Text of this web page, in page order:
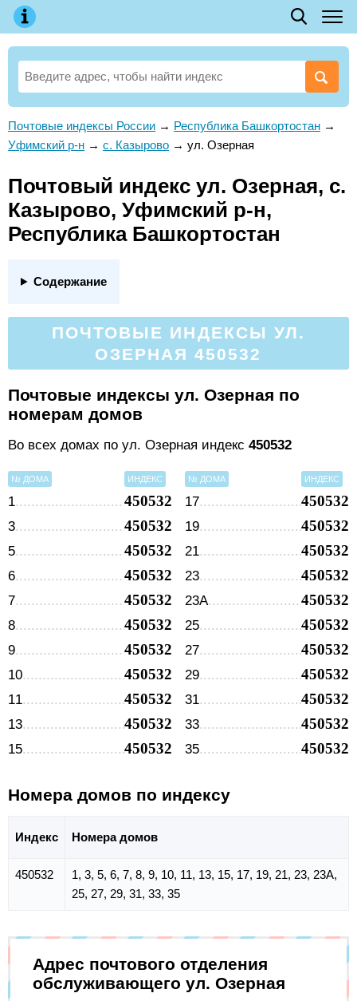
Почтовые индексы России → Республика Башкортостан →
Уфимский р-н → с. Казырово → ул. Озерная
Почтовый индекс ул. Озерная, с.
Казырово, Уфимский р-н,
Республика Башкортостан
Содержание
ПОЧТОВЫЕ ИНДЕКСЫ УЛ.
ОЗЕРНАЯ 450532
Почтовые индексы ул. Озерная по
номерам домов
Во всех домах по ул. Озерная индекс 450532
№ ДОМА ИНДЕКС
1 450532
3 450532
5 450532
6 450532
7 450532
8 450532
9 450532
10 450532
11 450532
13 450532
15 450532
№ ДОМА ИНДЕКС
17 450532
19 450532
21 450532
23 450532
23А 450532
25 450532
27 450532
29 450532
31 450532
33 450532
35 450532
Номера домов по индексу
Индекс Номера домов
450532
1, 3, 5, 6, 7, 8, 9, 10, 11, 13, 15, 17, 19, 21, 23, 23А,
25, 27, 29, 31, 33, 35
Адрес почтового отделения
обслуживающего ул. Озерная